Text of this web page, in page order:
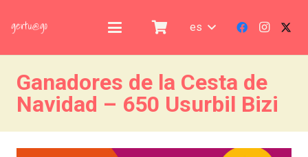
es
Ganadores de la Cesta de
Navidad – 650 Usurbil Bizi